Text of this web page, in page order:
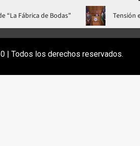
mundial de “La Fábrica de Bodas”
| Todos los derechos reservados.